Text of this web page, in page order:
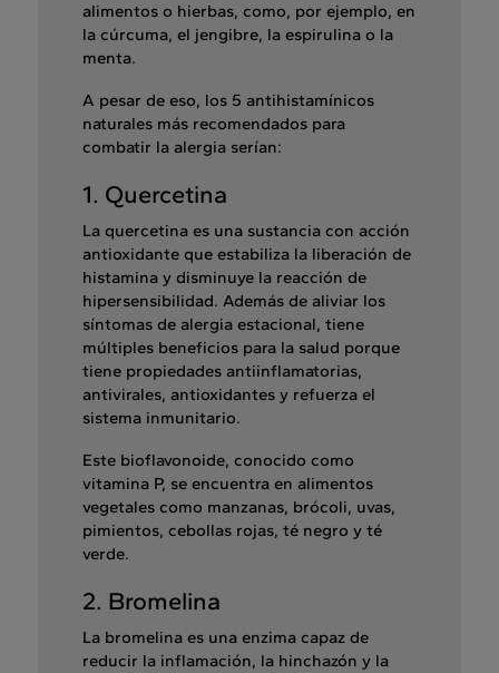
alimentos o hierbas, como, por ejemplo, en
la cúrcuma, el jengibre, la espirulina o la
menta.
A pesar de eso, los 5 antihistamínicos
naturales más recomendados para
combatir la alergia serían:
1. Quercetina
La quercetina es una sustancia con acción
antioxidante que estabiliza la liberación de
histamina y disminuye la reacción de
hipersensibilidad. Además de aliviar los
síntomas de alergia estacional, tiene
múltiples beneficios para la salud porque
tiene propiedades antiinflamatorias,
antivirales, antioxidantes y refuerza el
sistema inmunitario.
Este bioflavonoide, conocido como
vitamina P, se encuentra en alimentos
vegetales como manzanas, brócoli, uvas,
pimientos, cebollas rojas, té negro y té
verde.
2. Bromelina
La bromelina es una enzima capaz de
reducir la inflamación, la hinchazón y la